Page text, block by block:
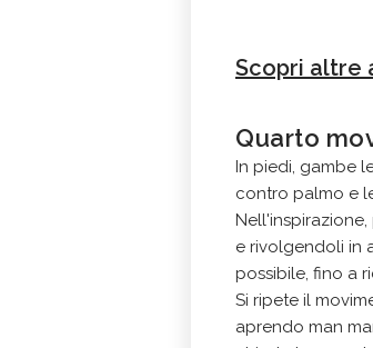
Scopri altre
Quarto
In piedi, gambe
contro palmo e
e rivolgendoli in
possibile, fino a
Si ripete il
aprendo man